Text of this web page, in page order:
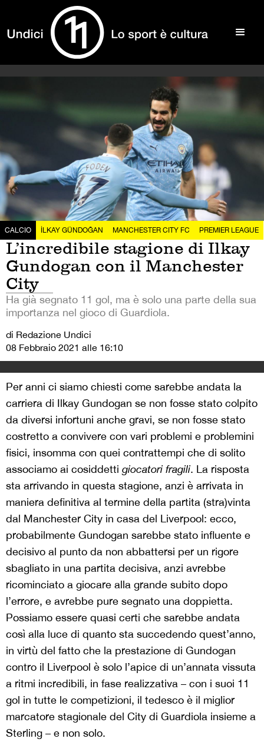
CALCIO İLKAY GÜNDOĞAN MANCHESTER CITY FC PREMIER LEAGUE
L’incredibile stagione di Ilkay
Gundogan con il Manchester
City
Ha già segnato 11 gol, ma è solo una parte della sua
importanza nel gioco di Guardiola.
di Redazione Undici
08 Febbraio 2021 alle 16:10
Per anni ci siamo chiesti come sarebbe andata la
carriera di Ilkay Gundogan se non fosse stato colpito
da diversi infortuni anche gravi, se non fosse stato
costretto a convivere con vari problemi e problemini
fisici, insomma con quei contrattempi che di solito
associamo ai cosiddetti giocatori fragili. La risposta
sta arrivando in questa stagione, anzi è arrivata in
maniera definitiva al termine della partita (stra)vinta
dal Manchester City in casa del Liverpool: ecco,
probabilmente Gundogan sarebbe stato influente e
decisivo al punto da non abbattersi per un rigore
sbagliato in una partita decisiva, anzi avrebbe
ricominciato a giocare alla grande subito dopo
l’errore, e avrebbe pure segnato una doppietta.
Possiamo essere quasi certi che sarebbe andata
così alla luce di quanto sta succedendo quest’anno,
in virtù del fatto che la prestazione di Gundogan
contro il Liverpool è solo l’apice di un’annata vissuta
a ritmi incredibili, in fase realizzativa – con i suoi 11
gol in tutte le competizioni, il tedesco è il miglior
marcatore stagionale del City di Guardiola insieme a
Sterling – e non solo.